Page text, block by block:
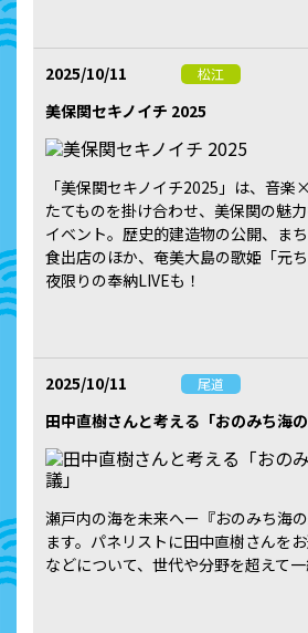
2025/10/11 松江
美保関セキノイチ 2025
「美保関セキノイチ2025」は、音
たてものを掛け合わせ、美保関の魅
イベント。歴史的建造物の公開、ま
食出店のほか、奄美大島の歌姫「元
夜限りの奉納LIVEも！
2025/10/11 尾道
田中直樹さんと考える「おのみち海の
瀬戸内の海を未来へー『おのみち海
ます。パネリストに田中直樹さんを
などについて、世代や分野を超えて一